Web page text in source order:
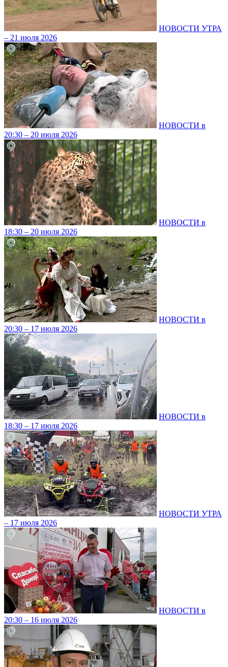
НОВОСТИ УТРА
– 21 июля 2026
НОВОСТИ в
20:30 – 20 июля 2026
НОВОСТИ в
18:30 – 20 июля 2026
НОВОСТИ в
20:30 – 17 июля 2026
НОВОСТИ в
18:30 – 17 июля 2026
НОВОСТИ УТРА
– 17 июля 2026
НОВОСТИ в
20:30 – 16 июля 2026